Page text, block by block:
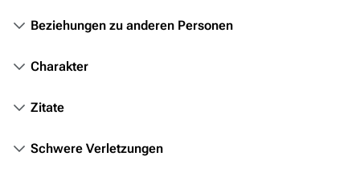
Völker
Beziehungen zu anderen Personen
Charakter
Zitate
Schwere Verletzungen